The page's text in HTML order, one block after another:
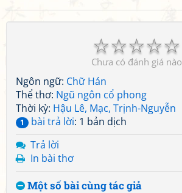
☆
☆
☆
☆
☆
Chưa có đánh giá nào
Ngôn ngữ: Chữ Hán
Thể thơ: Ngũ ngôn cổ phong
Thời kỳ: Hậu Lê, Mạc, Trịnh-Nguyễn
1 bài trả lời: 1 bản dịch
Trả lời
In bài thơ
Một số bài cùng tác giả